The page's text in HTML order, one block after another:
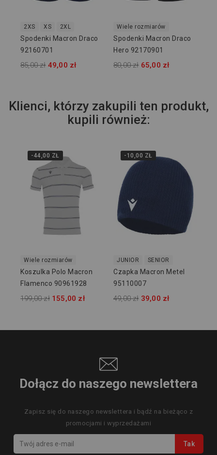
2XS XS 2XL
Spodenki Macron Draco
92160701
85,00 zł 49,00 zł
Wiele rozmiarów
Spodenki Macron Draco
Hero 92170901
80,00 zł 65,00 zł
Klienci, którzy zakupili ten produkt,
kupili również:
-44,00 ZŁ
Wiele rozmiarów
Koszulka Polo Macron
Flamenco 90961928
199,00 zł 155,00 zł
-10,00 ZŁ
JUNIOR SENIOR
Czapka Macron Metel
95110007
49,00 zł 39,00 zł
Dołącz do naszego newslettera
Zapisz się do naszego newslettera i bądź na bieżąco z
promocjami i wyprzedażami